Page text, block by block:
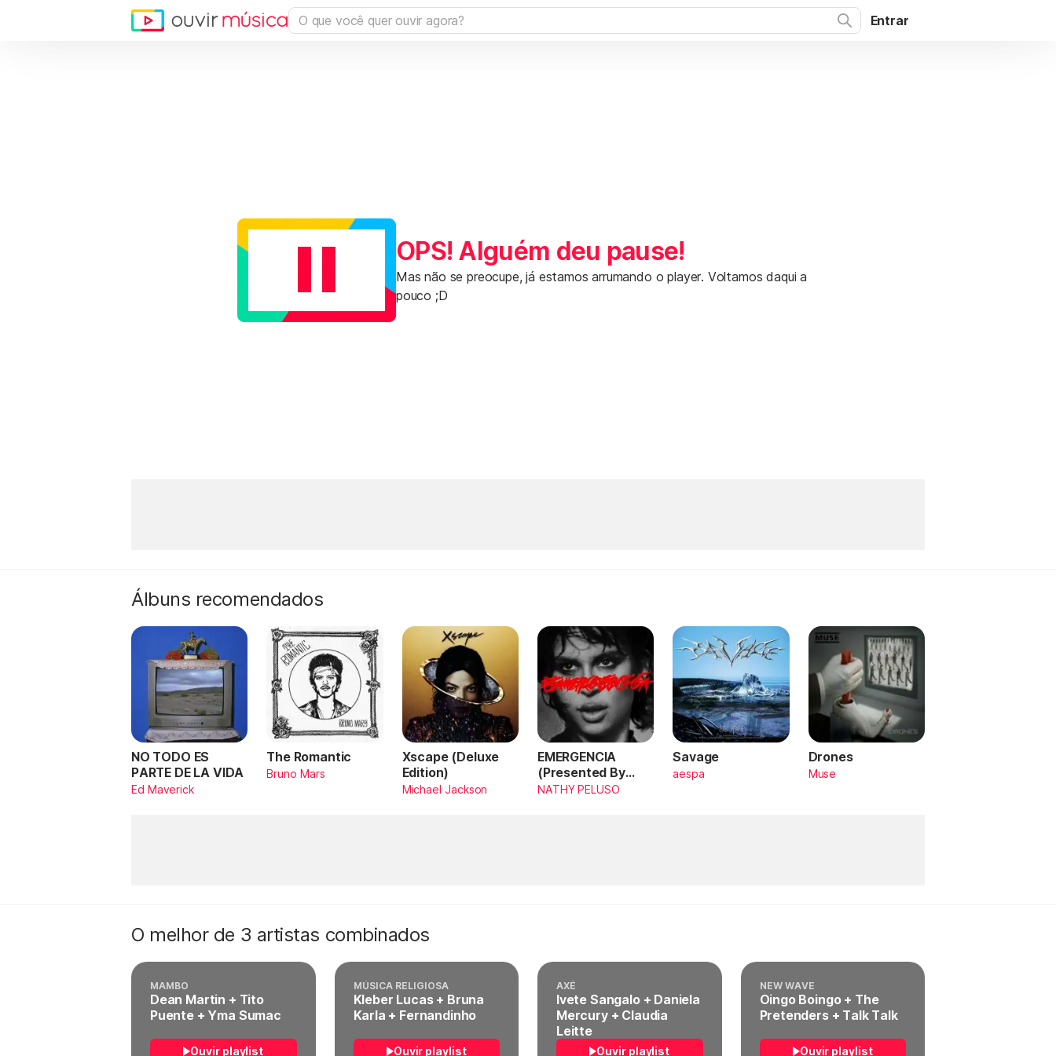
Entrar
OPS! Alguém deu pause!
Mas não se preocupe, já estamos arrumando o player. Voltamos daqui a
pouco ;D
Álbuns recomendados
NO TODO ES
PARTE DE LA VIDA
Ed Maverick
The Romantic
Bruno Mars
Xscape (Deluxe
Edition)
Michael Jackson
EMERGENCIA
(Presented By
PlayStation,
NATHY PELUSO
Savage
aespa
Drones
Muse
O melhor de 3 artistas combinados
MAMBO
Dean Martin + Tito
Puente + Yma Sumac
Ouvir playlist
MÚSICA RELIGIOSA
Kleber Lucas + Bruna
Karla + Fernandinho
Ouvir playlist
AXÉ
Ivete Sangalo + Daniela
Mercury + Claudia
Leitte
Ouvir playlist
NEW WAVE
Oingo Boingo + The
Pretenders + Talk Talk
Ouvir playlist